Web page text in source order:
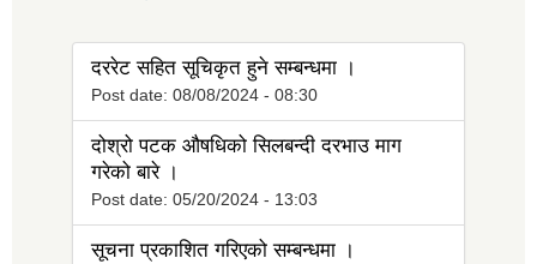
दररेट सहित सूचिकृत हुने सम्बन्धमा ।
Post date: 08/08/2024 - 08:30
दोश्रो पटक औषधिको सिलबन्दी दरभाउ माग
गरेको बारे ।
Post date: 05/20/2024 - 13:03
सूचना प्रकाशित गरिएको सम्बन्धमा ।